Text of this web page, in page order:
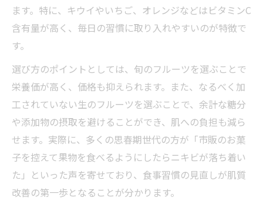
ます。特に、キウイやいちご、オレンジなどはビタミンC
含有量が高く、毎日の習慣に取り入れやすいのが特徴で
す。
選び方のポイントとしては、旬のフルーツを選ぶことで
栄養価が高く、価格も抑えられます。また、なるべく加
工されていない生のフルーツを選ぶことで、余計な糖分
や添加物の摂取を避けることができ、肌への負担も減ら
せます。実際に、多くの思春期世代の方が「市販のお菓
子を控えて果物を食べるようにしたらニキビが落ち着い
た」といった声を寄せており、食事習慣の見直しが肌質
改善の第一歩となることが分かります。